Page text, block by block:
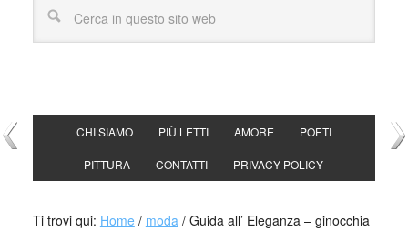
CHI SIAMO PIÙ LETTI AMORE POETI
PITTURA CONTATTI PRIVACY POLICY
Ti trovi qui: Home / moda /Guida all’ Eleganza – ginocchia